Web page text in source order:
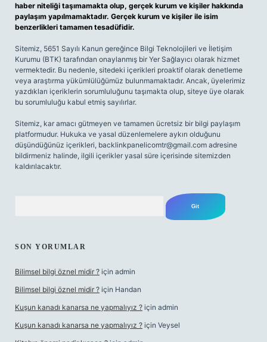
haber niteliği taşımamakta olup, gerçek kurum ve kişiler hakkında
paylaşım yapılmamaktadır. Gerçek kurum ve kişiler ile isim
benzerlikleri tamamen tesadüfidir.
Sitemiz, 5651 Sayılı Kanun gereğince Bilgi Teknolojileri ve İletişim
Kurumu (BTK) tarafından onaylanmış bir Yer Sağlayıcı olarak hizmet
vermektedir. Bu nedenle, sitedeki içerikleri proaktif olarak denetleme
veya araştırma yükümlülüğümüz bulunmamaktadır. Ancak, üyelerimiz
yazdıkları içeriklerin sorumluluğunu taşımakta olup, siteye üye olarak
bu sorumluluğu kabul etmiş sayılırlar.
Sitemiz, kar amacı gütmeyen ve tamamen ücretsiz bir bilgi paylaşım
platformudur. Hukuka ve yasal düzenlemelere aykırı olduğunu
düşündüğünüz içerikleri, backlinkpanelicomtr@gmail.com adresine
bildirmeniz halinde, ilgili içerikler yasal süre içerisinde sitemizden
kaldırılacaktır.
SON YORUMLAR
Bilimsel bilgi öznel midir ? için admin
Bilimsel bilgi öznel midir ? için Handan
Kuşun kanadı kanarsa ne yapmalıyız ? için admin
Kuşun kanadı kanarsa ne yapmalıyız ? için Veysel